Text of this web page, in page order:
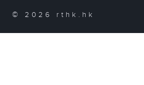
© 2026 rthk.hk